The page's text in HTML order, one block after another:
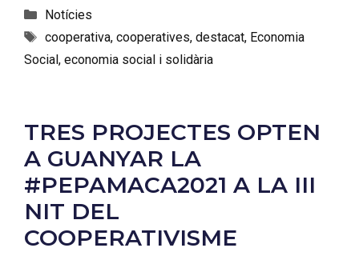
Notícies
cooperativa, cooperatives, destacat, Economia
Social , economia social i solidària
TRES PROJECTES OPTEN
A GUANYAR LA
#PEPAMACA2021 A LA III
NIT DEL
COOPERATIVISME